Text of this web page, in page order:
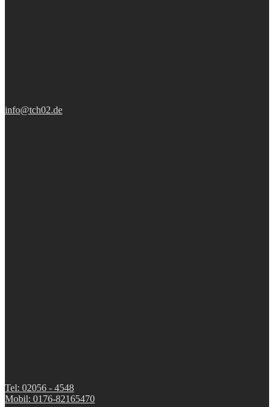
info@tch02.de
Tel: 02056 - 4548
Mobil: 0176-82165470